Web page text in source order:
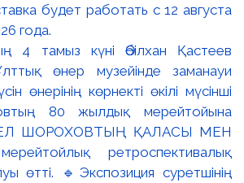
будет работать с 12 августа
года.